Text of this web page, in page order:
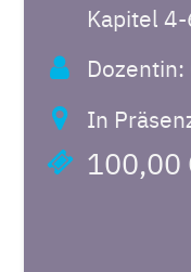
Kapitel
Dozentin:
In
100,00